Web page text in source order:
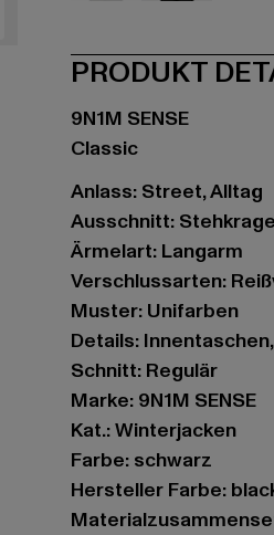
PRODUKT
9N1M SENSE
Classic
Anlass: Street, Alltag
Ausschnitt:
Ärmelart: Langarm
Verschlussarten:
Muster: Unifarben
Details:
Schnitt: Regulär
Marke: 9N1M SENSE
Kat.: Winterjacken
Farbe: schwarz
Hersteller Farbe: